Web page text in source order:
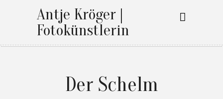
Antje Kröger |
Fotokünstlerin
Der Schelm